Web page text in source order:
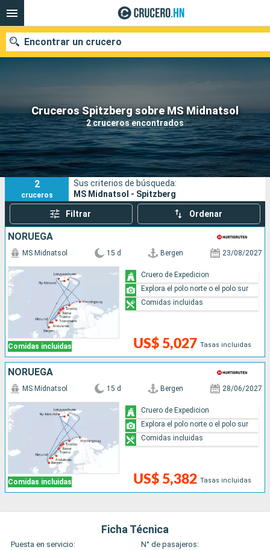
Cruceros Spitzberg sobre MS Midnatsol
2 cruceros encontrados
Encontrar un crucero
Nuestros destinos
Fecha de salida
Puertos Compañías
Buscar
2
cruceros
Sus criterios de búsqueda:
MS Midnatsol - Spitzberg
Filtrar Ordenar
NORUEGA
Comidas incluidas
MS Midnatsol 15 d Bergen 23/08/2027
US$ 5,027 Tasas incluidas
Cruero de Expedicion
Explora el polo norte o el polo sur
Comidas incluidas
NORUEGA
Comidas incluidas
MS Midnatsol 15 d Bergen 28/06/2027
US$ 5,382 Tasas incluidas
Cruero de Expedicion
Explora el polo norte o el polo sur
Comidas incluidas
Ficha Técnica
Puesta en servicio:
N° de pasajeros: